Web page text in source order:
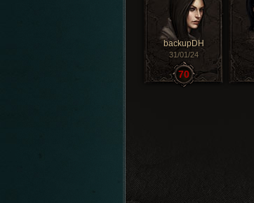
backupDH
31/01/24
70